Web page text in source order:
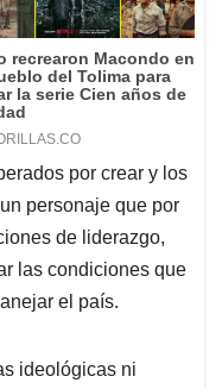
por crear y los
personaje que por
de liderazgo,
las condiciones que
el país.
ideológicas ni